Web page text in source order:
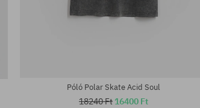
Póló Polar Skate Acid Soul
18240 Ft 16400 Ft